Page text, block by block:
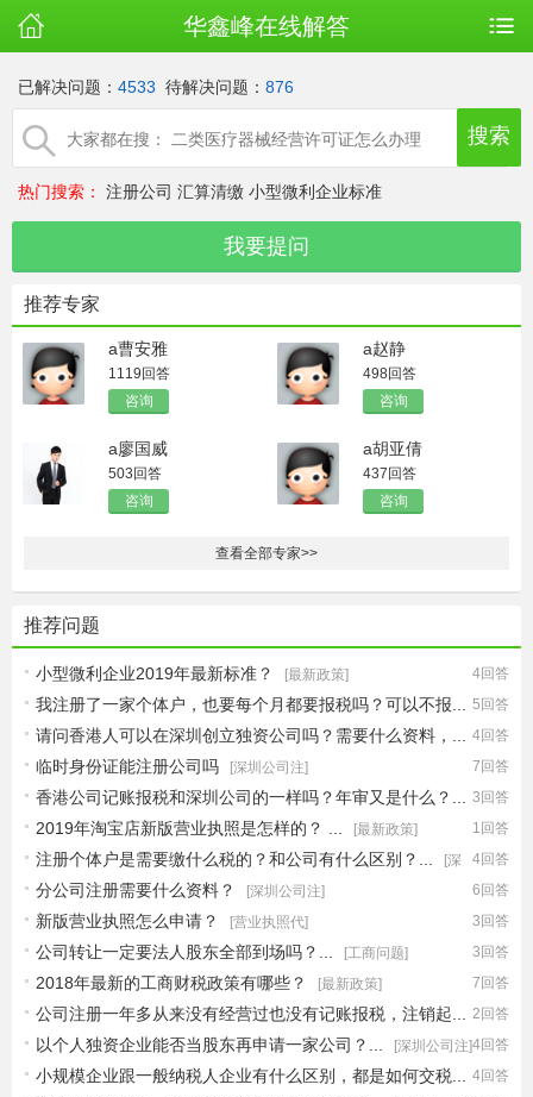
华鑫峰在线解答
已解决问题： 4533 待解决问题： 876
热门搜索： 注册公司 汇算清缴 小型微利企业标准
推荐专家
a曹安雅
1119回答
咨询
a赵静
498回答
咨询
a廖国威
503回答
咨询
a胡亚倩
437回答
咨询
查看全部专家>>
推荐问题
4回答
小型微利企业2019年最新标准？
[最新政策]
5回答
我注册了一家个体户，也要每个月都要报税吗？可以不报...
[深圳公司注] 4回答
请问香港人可以在深圳创立独资公司吗？需要什么资料，...
[深圳公司注] 7回答
临时身份证能注册公司吗
[深圳公司注]
3回答
香港公司记账报税和深圳公司的一样吗？年审又是什么？...
[财税问题] 1回答
2019年淘宝店新版营业执照是怎样的？ ...
[最新政策]
4回答
注册个体户是需要缴什么税的？和公司有什么区别？...
[深
圳公司注]
6回答
分公司注册需要什么资料？
[深圳公司注]
3回答
新版营业执照怎么申请？
[营业执照代]
3回答
公司转让一定要法人股东全部到场吗？...
[工商问题]
7回答
2018年最新的工商财税政策有哪些？
[最新政策]
2回答
公司注册一年多从来没有经营过也没有记账报税，注销起...
[公司注销流] 4回答
以个人独资企业能否当股东再申请一家公司？...
[深圳公司注]
4回答
小规模企业跟一般纳税人企业有什么区别，都是如何交税...